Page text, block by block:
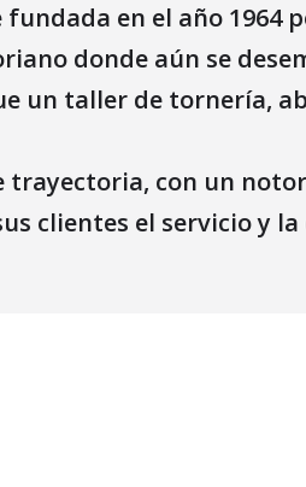
en el año 1964
donde aún se
un taller de tornería,
trayectoria, con un
clientes el servicio y